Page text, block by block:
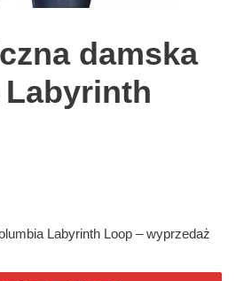
damska
Labyrinth Loop – wyprzedaż